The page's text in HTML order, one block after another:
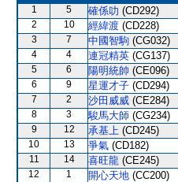
1 5 確係叻 (CD292)
2 10 經緯渡 (CD228)
3 7 中國智駒 (CG032)
4 4 連冠精英 (CG137)
5 6 陽明統帥 (CE096)
6 9 星運才子 (CD294)
7 2 沙田威威 (CE284)
8 3 駿馬大師 (CG234)
9 12 承基上 (CD245)
10 13 爭氣 (CD182)
11 14 喜旺龍 (CE245)
12 1 開心天地 (CC200)